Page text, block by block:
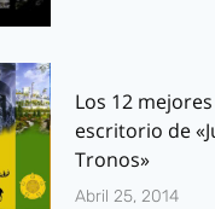
Los 12
escritorio de
Tronos»
Abril 25, 2014